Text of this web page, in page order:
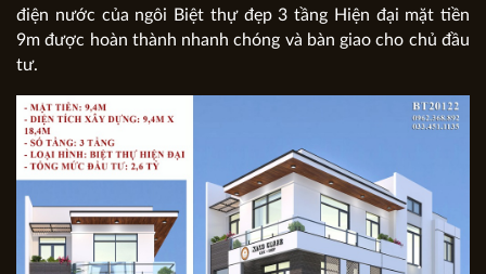
điện nước của ngôi Biệt thự đẹp 3 tầng Hiện đại mặt tiền
9m được hoàn thành nhanh chóng và bàn giao cho chủ đầu
tư.